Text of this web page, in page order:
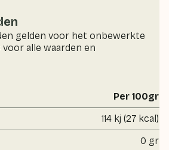
gelden voor het onbewerkte
alle waarden en
Per 100gr
114 kj (27 kcal)
0 gr